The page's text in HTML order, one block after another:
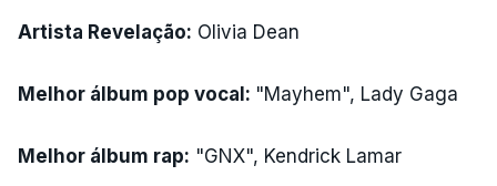
Artista Revelação: Olivia Dean
Melhor álbum pop vocal: "Mayhem", Lady Gaga
Melhor álbum rap: "GNX", Kendrick Lamar